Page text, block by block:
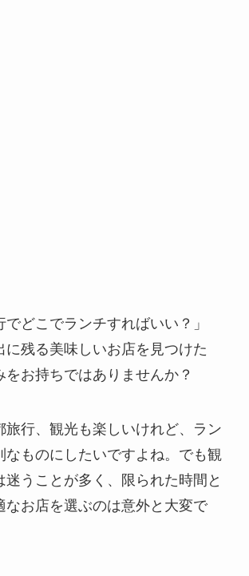
でどこでランチすればいい？」
に残る美味しいお店を見つけた
をお持ちではありませんか？
旅行、観光も楽しいけれど、ラン
なものにしたいですよね。でも観
迷うことが多く、限られた時間と
なお店を選ぶのは意外と大変で